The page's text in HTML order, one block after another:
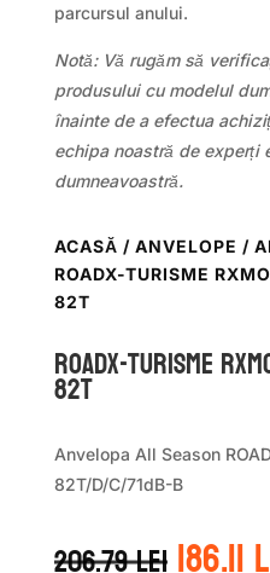
parcursul anului.
Notă: Vă rugăm să
produsului cu modelul
înainte de a efectua
echipa noastră de experți
dumneavoastră.
ACASĂ / ANVELOPE /
ROADX-TURISME
82T
ROADX-TURISME
82T
Anvelopa All Season
82T/D/C/71dB-B
206.79lei